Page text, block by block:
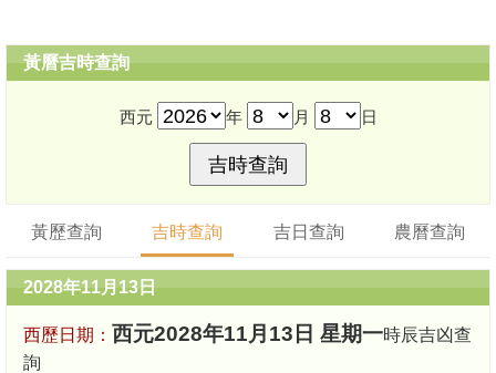
黃曆吉時查詢
西元 年 月 日
黃歷查詢 吉時查詢 吉日查詢 農曆查詢
2028年11月13日
西歷日期： 西元2028年11月13日 星期一時辰吉凶查
詢